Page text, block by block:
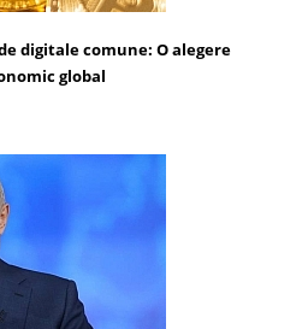
digitale comune: O alegere
global